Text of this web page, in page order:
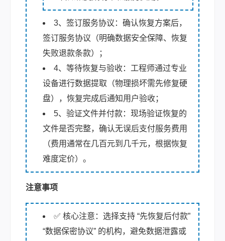
3、签订服务协议：确认恢复方案后，
签订服务协议（明确数据安全保障、恢复
失败退款条款）；
4、等待恢复与验收：工程师通过专业
设备进行数据提取（物理损坏需先修复硬
盘），恢复完成后通知用户验收；
5、验证文件并付款：现场验证恢复的
文件是否完整，确认无误后支付服务费用
（费用通常在几百元到几千元，根据恢复
难度定价）。
注意事项
✅ 核心注意：选择支持 “先恢复后付款”
“数据保密协议” 的机构，避免数据泄露或